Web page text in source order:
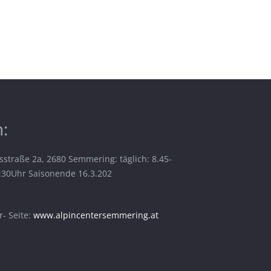
2a, 2680 Semmering: täglich: 8.45-
Saisonende 16.3.202
Seite: www.alpincentersemmering.at